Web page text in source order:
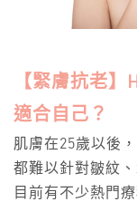
【緊膚抗老
適合自己？
肌膚在25歲以後
都難以針對皺紋
目前有不少熱門